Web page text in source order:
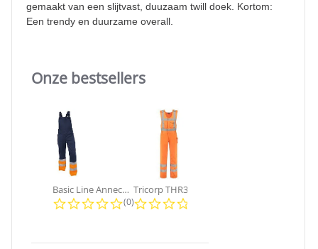
gemaakt van een slijtvast, duuzaam twill doek. Kortom:
Een trendy en duurzame overall.
Slideshow
Onze bestsellers
Basic Line Annecy | Tuinbroek
0.0 star rating
(0)